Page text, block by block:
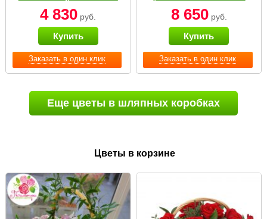
Заказать в один клик
Bella Fiori
4 830 руб.
Купить
Заказать в один клик
белой коробке
Small
8 650руб.
Купить
Еще цветы в шляпных коробках
Цветы в корзине